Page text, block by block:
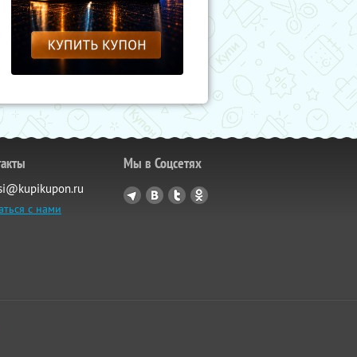
с нами
Мы в Соцсетях